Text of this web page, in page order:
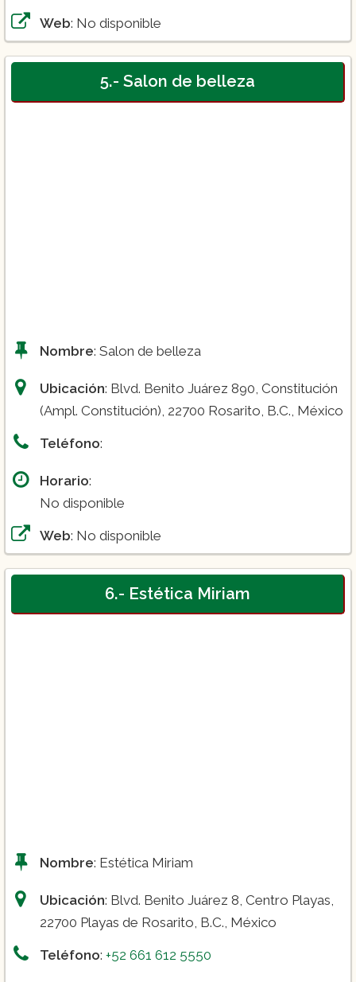
Web: No disponible
5.- Salon de belleza
Nombre: Salon de belleza
Ubicación: Blvd. Benito Juárez 890, Constitución
(Ampl. Constitución), 22700 Rosarito, B.C., México
Teléfono:
Horario:
No disponible
Web: No disponible
6.- Estética Miriam
Nombre: Estética Miriam
Ubicación: Blvd. Benito Juárez 8, Centro Playas,
22700 Playas de Rosarito, B.C., México
Teléfono: +52 661 612 5550